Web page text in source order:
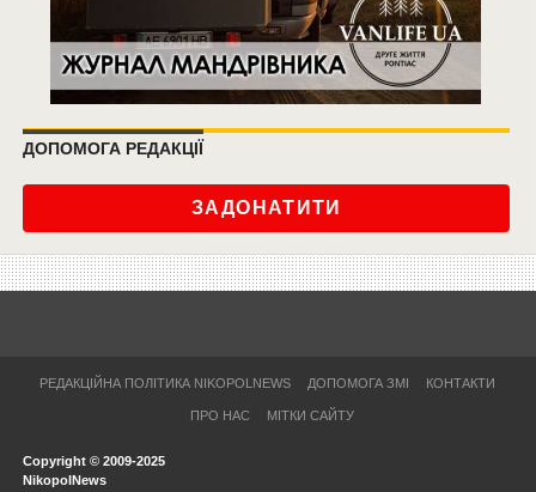
ДОПОМОГА РЕДАКЦІЇ
ЗАДОНАТИТИ
РЕДАКЦІЙНА ПОЛІТИКА NIKOPOLNEWS ДОПОМОГА ЗМІ КОНТАКТИ
ПРО НАС МІТКИ САЙТУ
Copyright © 2009-2025
NikopolNews